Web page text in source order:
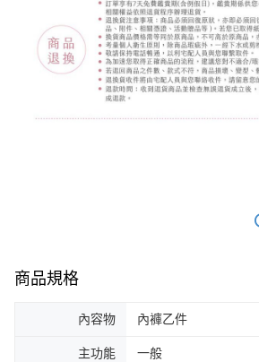
商品規格
內容物 內褲乙件
主功能 一般